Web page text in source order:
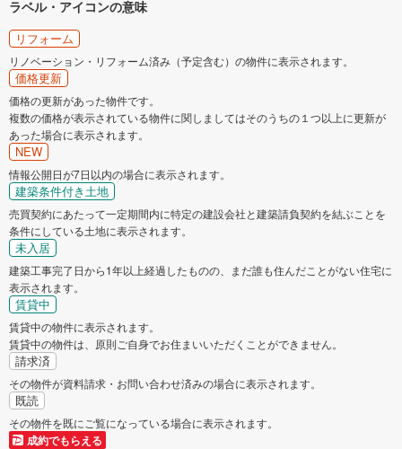
ラベル・アイコンの意味
リフォーム
リノベーション・リフォーム済み（予定含む）の物件に表示されます。
価格更新
価格の更新があった物件です。
複数の価格が表示されている物件に関しましてはそのうちの１つ以上に更新が
あった場合に表示されます。
NEW
情報公開日が7日以内の場合に表示されます。
建築条件付き土地
売買契約にあたって一定期間内に特定の建設会社と建築請負契約を結ぶことを
条件にしている土地に表示されます。
未入居
建築工事完了日から1年以上経過したものの、まだ誰も住んだことがない住宅に
表示されます。
賃貸中
賃貸中の物件に表示されます。
賃貸中の物件は、原則ご自身でお住まいいただくことができません。
請求済
その物件が資料請求・お問い合わせ済みの場合に表示されます。
既読
その物件を既にご覧になっている場合に表示されます。
成約でもらえる